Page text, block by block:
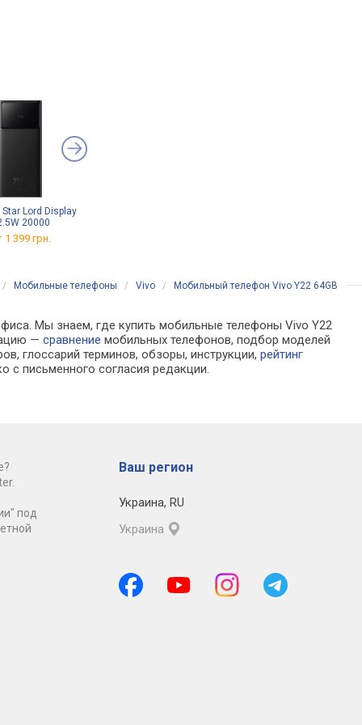
Star Lord Display
20000
1 399 грн.
Мобильные телефоны / Vivo / Мобильный телефон Vivo Y22 64GB
Мы знаем, где купить мобильные телефоны Vivo Y22
—сравнение мобильных телефонов, подбор моделей
глоссарий терминов, обзоры, инструкции,рейтинг
с письменного согласия редакции.
под
Ваш регион
Украина, RU
Украина